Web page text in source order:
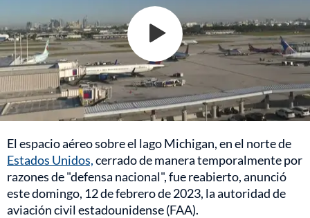
El espacio aéreo sobre el lago Michigan, en el norte de
Estados Unidos,cerrado de manera temporalmente por
razones de "defensa nacional", fue reabierto, anunció
este domingo, 12 de febrero de 2023, la autoridad de
aviación civil estadounidense (FAA).